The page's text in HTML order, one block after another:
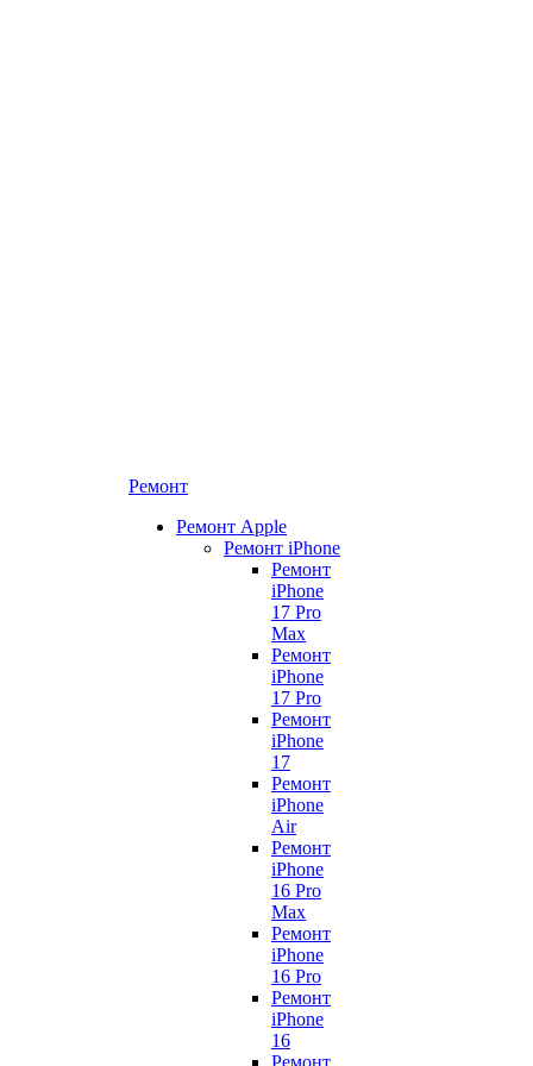
Ремонт
Ремонт Apple
Ремонт iPhone
Ремонт
iPhone
17 Pro
Max
Ремонт
iPhone
17 Pro
Ремонт
iPhone
17
Ремонт
iPhone
Air
Ремонт
iPhone
16 Pro
Max
Ремонт
iPhone
16 Pro
Ремонт
iPhone
16
Ремонт